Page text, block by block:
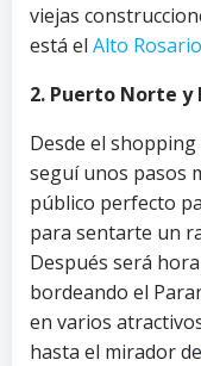
viejas
está el Alto
2. Puerto Norte y
Desde el
seguí unos pasos
público perfecto
para sentarte un
Después será
bordeando el
en varios
hasta el mirador de